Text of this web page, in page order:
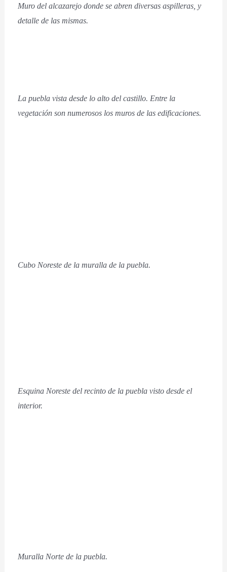
Muro del alcazarejo donde se abren diversas aspilleras, y
detalle de las mismas.
La puebla vista desde lo alto del castillo. Entre la
vegetación son numerosos los muros de las edificaciones.
Cubo Noreste de la muralla de la puebla.
Esquina Noreste del recinto de la puebla visto desde el
interior.
Muralla Norte de la puebla.